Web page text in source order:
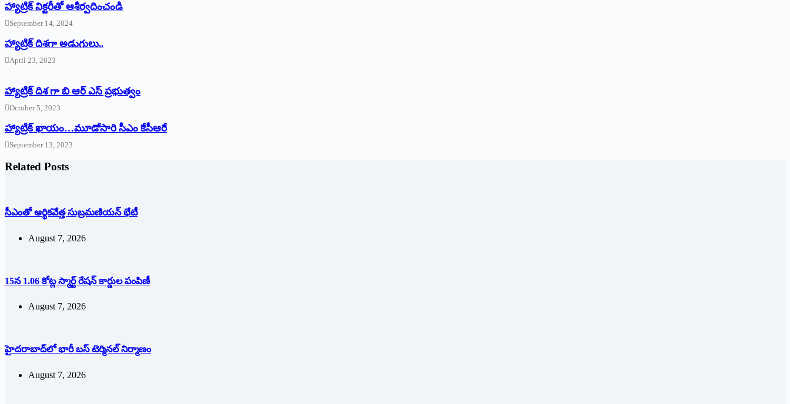
హ్యాట్రిక్‌ ‌విక్టరీతో ఆశీర్వదించండి
September 14, 2024
‌హ్యాట్రిక్‌ ‌దిశగా అడుగులు..
April 23, 2023
హ్యాట్రిక్ దిశ గా బి ఆర్ ఎస్ ప్రభుత్వం
October 5, 2023
హ్యాట్రిక్‌ ‌ఖాయం…మూడోసారి సీఎం కేసీఆరే
September 13, 2023
Related Posts
సీఎంతో ఆర్థికవేత్త సుబ్రమణియన్ భేటీ
August 7, 2026
15న 1.06 కోట్ల స్మార్ట్ రేషన్ కార్డుల పంపిణీ
August 7, 2026
హైదరాబాద్‌లో భారీ బస్‌ ‌టెర్మినల్‌ ‌నిర్మాణం
August 7, 2026